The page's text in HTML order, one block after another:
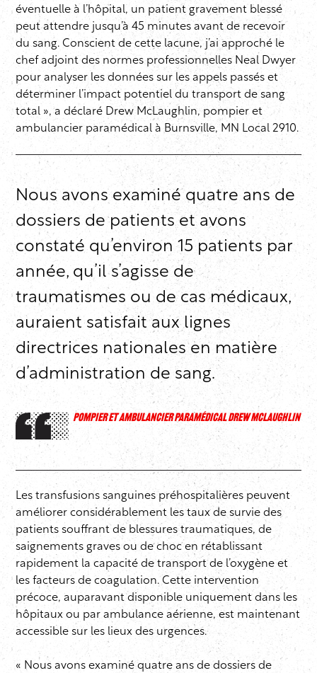
éventuelle à l’hôpital, un patient gravement blessé
peut attendre jusqu’à 45 minutes avant de recevoir
du sang. Conscient de cette lacune, j’ai approché le
chef adjoint des normes professionnelles Neal Dwyer
pour analyser les données sur les appels passés et
déterminer l’impact potentiel du transport de sang
total », a déclaré Drew McLaughlin, pompier et
ambulancier paramédical à Burnsville, MN Local 2910.
Nous avons examiné quatre ans de
dossiers de patients et avons
constaté qu’environ 15 patients par
année, qu’il s’agisse de
traumatismes ou de cas médicaux,
auraient satisfait aux lignes
directrices nationales en matière
d’administration de sang.
POMPIER ET AMBULANCIER PARAMÉDICAL DREW MCLAUGHLIN
Les transfusions sanguines préhospitalières peuvent
améliorer considérablement les taux de survie des
patients souffrant de blessures traumatiques, de
saignements graves ou de choc en rétablissant
rapidement la capacité de transport de l’oxygène et
les facteurs de coagulation. Cette intervention
précoce, auparavant disponible uniquement dans les
hôpitaux ou par ambulance aérienne, est maintenant
accessible sur les lieux des urgences.
« Nous avons examiné quatre ans de dossiers de